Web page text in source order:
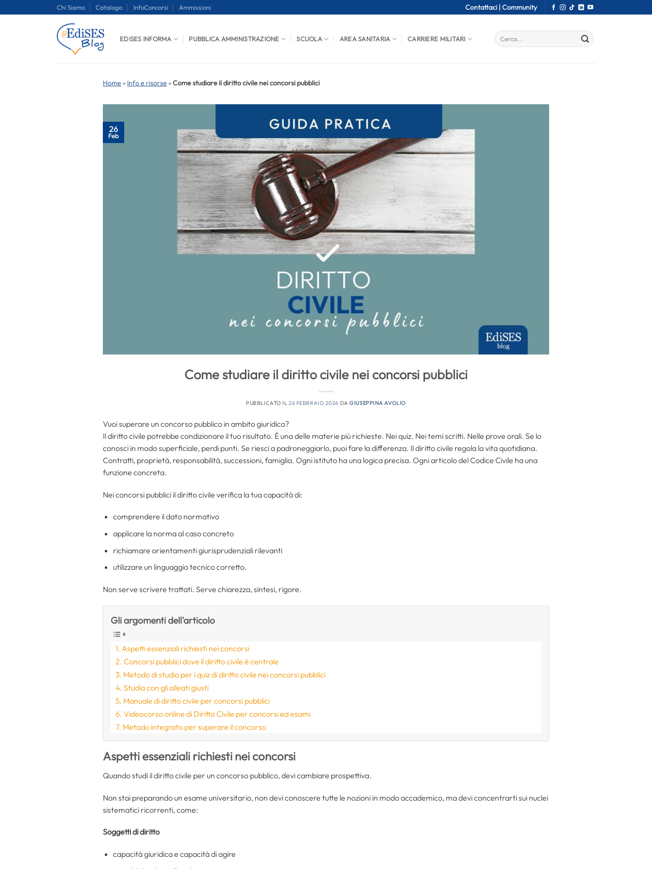
Chi Siamo Catalogo InfoConcorsi Ammissioni Contattaci | Community
EDISES INFORMA PUBBLICA AMMINISTRAZIONE SCUOLA AREA SANITARIA CARRIERE MILITARI
Home » Info e risorse »Come studiare il diritto civile nei concorsi pubblici
26
Feb
Come studiare il diritto civile nei concorsi pubblici
PUBBLICATO IL26 FEBBRAIO 2026 DAGIUSEPPINA AVOLIO
Vuoi superare un concorso pubblico in ambito giuridico?
Il diritto civile potrebbe condizionare il tuo risultato. È una delle materie più richieste. Nei quiz. Nei temi scritti. Nelle prove orali. Se lo
conosci in modo superficiale, perdi punti. Se riesci a padroneggiarlo, puoi fare la differenza. Il diritto civile regola la vita quotidiana.
Contratti, proprietà, responsabilità, successioni, famiglia. Ogni istituto ha una logica precisa. Ogni articolo del Codice Civile ha una
funzione concreta.
Nei concorsi pubblici il diritto civile verifica la tua capacità di:
comprendere il dato normativo
applicare la norma al caso concreto
richiamare orientamenti giurisprudenziali rilevanti
utilizzare un linguaggio tecnico corretto.
Non serve scrivere trattati. Serve chiarezza, sintesi, rigore.
Gli argomenti dell'articolo
Aspetti essenziali richiesti nei concorsi
Concorsi pubblici dove il diritto civile è centrale
Metodo di studio per i quiz di diritto civile nei concorsi pubblici
Studia con gli alleati giusti
Manuale di diritto civile per concorsi pubblici
Videocorso online di Diritto Civile per concorsi ed esami
Metodo integrato per superare il concorso
Aspetti essenziali richiesti nei concorsi
Quando studi il diritto civile per un concorso pubblico, devi cambiare prospettiva.
Non stai preparando un esame universitario, non devi conoscere tutte le nozioni in modo accademico, ma devi concentrarti sui nuclei
sistematici ricorrenti, come:
Soggetti di diritto
capacità giuridica e capacità di agire